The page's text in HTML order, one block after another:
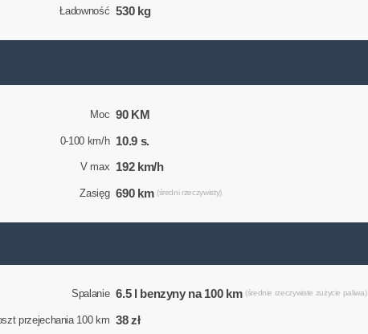
Ładowność 530 kg
Moc 90 KM
0-100 km/h 10.9 s.
V max 192 km/h
Zasięg 690 km (średni rzeczywisty)
Spalanie 6.5 l benzyny na 100 km (średnie rzeczywiste zużycie paliwa)
przejechania 100 km 38 zł